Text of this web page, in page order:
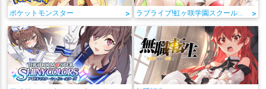
ポケットモンスター > ラブライブ!虹ヶ咲学園スクールアイドル同好会 >